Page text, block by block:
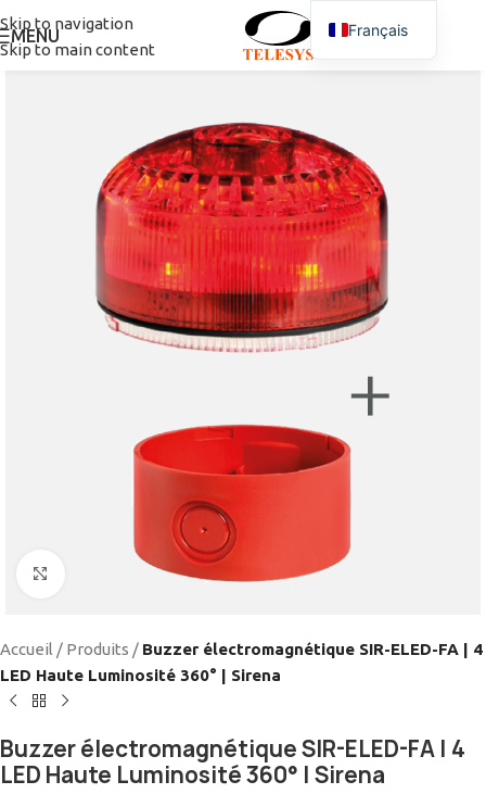
Skip to navigation
Skip to main content
MENU
Cliquez pour agrandir
Accueil / Produits / Buzzer électromagnétique SIR-ELED-FA | 4
LED Haute Luminosité 360° | Sirena
Buzzer électromagnétique SIR-ELED-FA | 4
LED Haute Luminosité 360° | Sirena
Français